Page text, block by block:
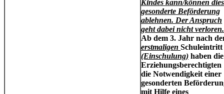
Kindes kann/können
gesonderte Beförderung
ablehnen. Der Anspruch
geht dabei nicht verloren.
Ab dem 3. Jahr nach
erstmaligen Schuleintritt
(Einschulung) haben die
Erziehungsberechtigten
die Notwendigkeit einer
gesonderten
mit Hilfe eines